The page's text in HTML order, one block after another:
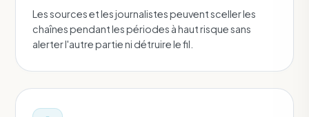
Les sources et les journalistes peuvent sceller les
chaînes pendant les périodes à haut risque sans
alerter l'autre partie ni détruire le fil.